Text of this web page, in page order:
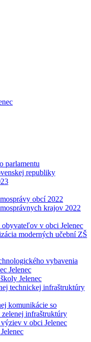
parlamentu
republiky
obcí 2022
krajov 2022
v obci Jelenec
moderných učební ZŠ
vybavenia
Jelenec
Jelenec
technickej infraštruktúry
komunikácie so
infraštruktúry
v obci Jelenec